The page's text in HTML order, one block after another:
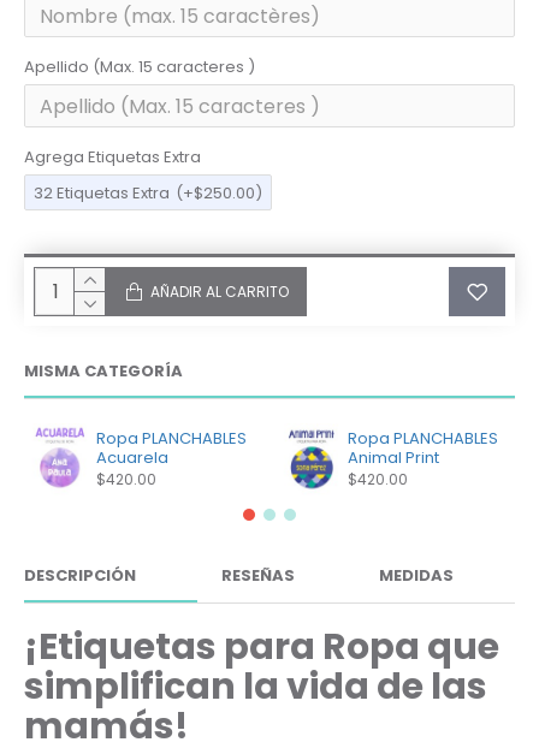
Apellido (Max. 15 caracteres )
Agrega Etiquetas Extra
32 Etiquetas Extra (+$250.00)
AÑADIR AL CARRITO
MISMA CATEGORÍA
Ropa PLANCHABLES
Acuarela
$420.00
Ropa PLANCHABLES
Animal Print
$420.00
DESCRIPCIÓN RESEÑAS MEDIDAS
¡Etiquetas para Ropa que
simplifican la vida de las
mamás!